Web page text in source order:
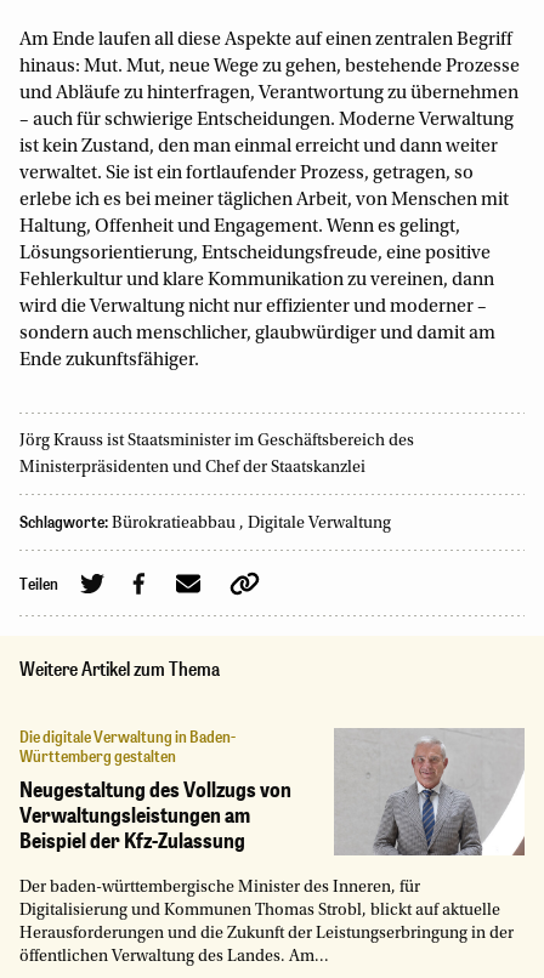
Am Ende laufen all diese Aspekte auf einen zentralen Begriff
hinaus: Mut. Mut, neue Wege zu gehen, bestehende Prozesse
und Abläufe zu hinterfragen, Verantwortung zu übernehmen
– auch für schwierige Entscheidungen. Moderne Verwaltung
ist kein Zustand, den man einmal erreicht und dann weiter
verwaltet. Sie ist ein fortlaufender Prozess, getragen, so
erlebe ich es bei meiner täglichen Arbeit, von Menschen mit
Haltung, Offenheit und Engagement. Wenn es gelingt,
Lösungsorientierung, Entscheidungsfreude, eine positive
Fehlerkultur und klare Kommunikation zu vereinen, dann
wird die Verwaltung nicht nur effizienter und moderner –
sondern auch menschlicher, glaubwürdiger und damit am
Ende zukunftsfähiger.
Jörg Krauss ist Staatsminister im Geschäftsbereich des
Ministerpräsidenten und Chef der Staatskanzlei
Schlagworte: Bürokratieabbau , Digitale Verwaltung
Teilen
Weitere Artikel zum Thema
Die digitale Verwaltung in Baden-
Württemberg gestalten
Neugestaltung des Vollzugs von
Verwaltungsleistungen am
Beispiel der Kfz-Zulassung
Der baden-württembergische Minister des Inneren, für
Digitalisierung und Kommunen Thomas Strobl, blickt auf aktuelle
Herausforderungen und die Zukunft der Leistungserbringung in der
öffentlichen Verwaltung des Landes. Am...